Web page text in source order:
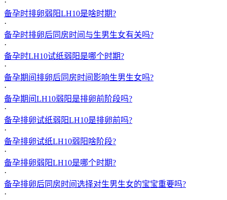
备孕时排卵弱阳LH10是啥时期?
·
备孕时排卵后同房时间与生男生女有关吗?
·
备孕时LH10试纸弱阳是哪个时期?
·
备孕期间排卵后同房时间影响生男生女吗?
·
备孕期间LH10弱阳是排卵前阶段吗?
·
备孕排卵试纸弱阳LH10是排卵前吗?
·
备孕排卵试纸LH10弱阳啥阶段?
·
备孕排卵弱阳LH10是哪个时期?
·
备孕排卵后同房时间选择对生男生女的宝宝重要吗?
·